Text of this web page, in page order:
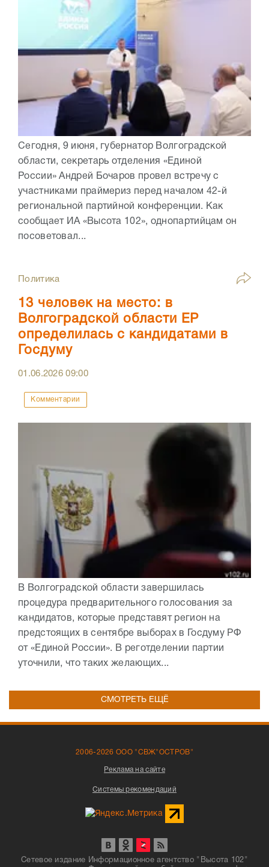
Сегодня, 9 июня, губернатор Волгоградской
области, секретарь отделения «Единой
России» Андрей Бочаров провел встречу с
участниками праймериз перед началом 42-й
региональной партийной конференции. Как
сообщает ИА «Высота 102», однопартийцам он
посоветовал...
Политика
13 человек на место: в
Волгоградской области ЕР
определилась с кандидатами в
Госдуму
01.06.202609:00
Комментарии
В Волгоградской области завершилась
процедура предварительного голосования за
кандидатов, которые представят регион на
предстоящих в сентябре выборах в Госдуму РФ
от «Единой России». В реготделении партии
уточнили, что таких желающих...
СМОТРЕТЬ ЕЩЁ
2006-2026 ООО "СВЖ"ОСТРОВ"
Реклама на сайте
Системы рекомендаций
Сетевое издание Информационное агентство "Высота 102"